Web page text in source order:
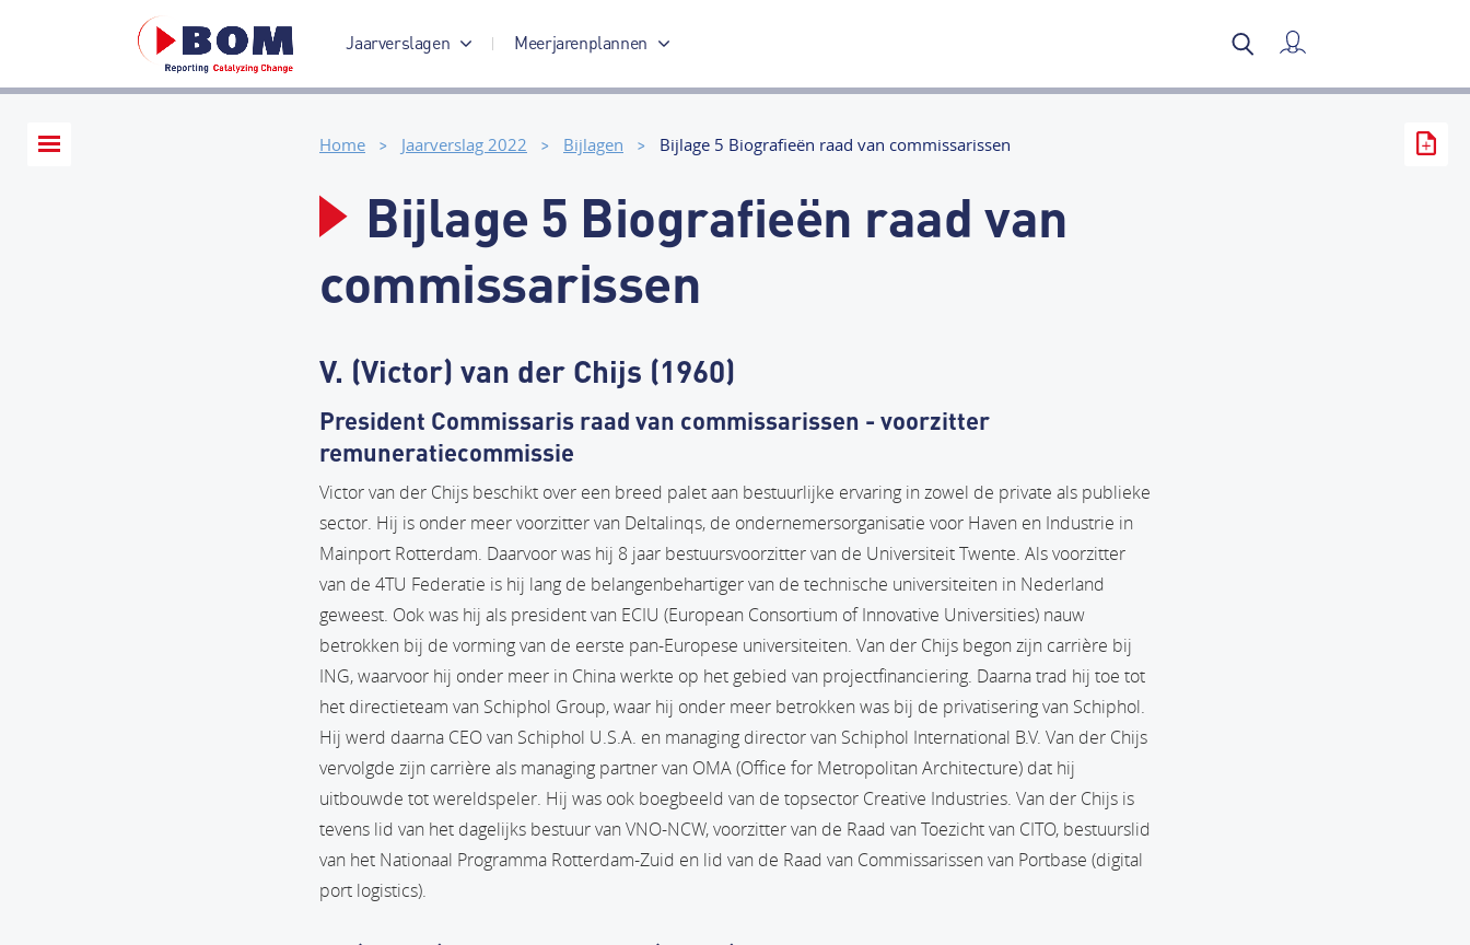
Jaarverslagen
Jaarverslag 2017
Meerjarenplannen
Meerjarenplan 2017-2020
Home Jaarverslag 2022 Bijlagen Bijlage 5 Biografieën raad van commissarissen
Bijlage 5 Biografieën raad van
commissarissen
V. (Victor) van der Chijs (1960)
President Commissaris raad van commissarissen - voorzitter
remuneratiecommissie
Victor van der Chijs beschikt over een breed palet aan bestuurlijke ervaring in zowel de private als publieke
sector. Hij is onder meer voorzitter van Deltalinqs, de ondernemersorganisatie voor Haven en Industrie in
Mainport Rotterdam. Daarvoor was hij 8 jaar bestuursvoorzitter van de Universiteit Twente. Als voorzitter
van de 4TU Federatie is hij lang de belangenbehartiger van de technische universiteiten in Nederland
geweest. Ook was hij als president van ECIU (European Consortium of Innovative Universities) nauw
betrokken bij de vorming van de eerste pan-Europese universiteiten. Van der Chijs begon zijn carrière bij
ING, waarvoor hij onder meer in China werkte op het gebied van projectfinanciering. Daarna trad hij toe tot
het directieteam van Schiphol Group, waar hij onder meer betrokken was bij de privatisering van Schiphol.
Hij werd daarna CEO van Schiphol U.S.A. en managing director van Schiphol International B.V. Van der Chijs
vervolgde zijn carrière als managing partner van OMA (Office for Metropolitan Architecture) dat hij
uitbouwde tot wereldspeler. Hij was ook boegbeeld van de topsector Creative Industries. Van der Chijs is
tevens lid van het dagelijks bestuur van VNO-NCW, voorzitter van de Raad van Toezicht van CITO, bestuurslid
van het Nationaal Programma Rotterdam-Zuid en lid van de Raad van Commissarissen van Portbase (digital
port logistics).